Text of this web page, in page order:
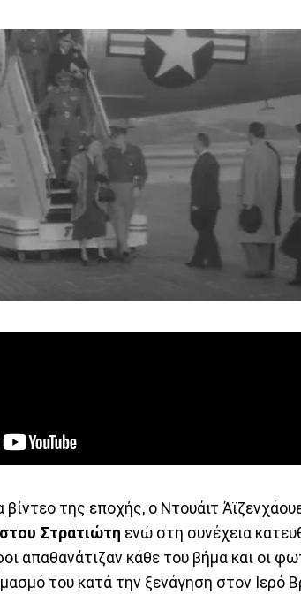
της εποχής, ο Ντουάιτ
Στρατιώτη ενώ στη συνέχεια
απαθανάτιζαν κάθε του βήμα και οι
του κατά την ξενάγηση στον Ιερό